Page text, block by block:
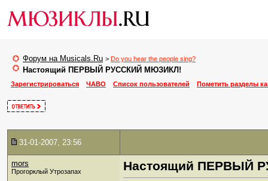
Форум на Musicals.Ru > Do you hear the people sing?
Настоящий ПЕРВЫЙ РУССКИЙ МЮЗИКЛ!
Зарегистрироваться ЧАВО Список пользователей Пометить разделы
31-01-2007, 23:56
mors
Прогорклый Утрозапах Настоящий ПЕРВЫЙ